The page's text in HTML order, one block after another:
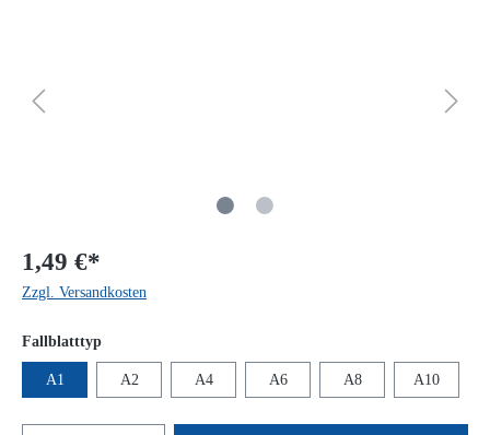
1,49 €*
Zzgl. Versandkosten
Fallblatttyp
A1 A2 A4 A6 A8 A10